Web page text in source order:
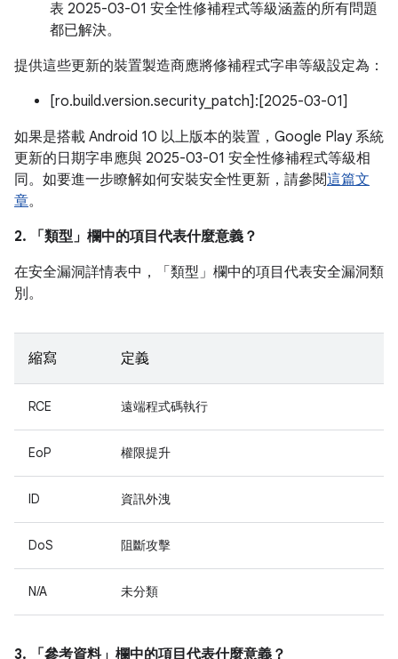
表 2025-03-01 安全性修補程式等級涵蓋的所有問題
都已解決。
提供這些更新的裝置製造商應將修補程式字串等級設定為：
[ro.build.version.security_patch]:[2025-03-01]
如果是搭載 Android 10 以上版本的裝置，Google Play 系統
更新的日期字串應與 2025-03-01 安全性修補程式等級相
同。如要進一步瞭解如何安裝安全性更新，請參閱這篇文
章。
2. 「類型」 欄中的項目代表什麼意義？
在安全漏洞詳情表中，「類型」 欄中的項目代表安全漏洞類
別。
縮寫 定義
RCE 遠端程式碼執行
EoP 權限提升
ID 資訊外洩
DoS 阻斷攻擊
N/A 未分類
3. 「參考資料」 欄中的項目代表什麼意義？